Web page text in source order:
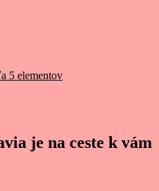
5 elementov
je na ceste k vám